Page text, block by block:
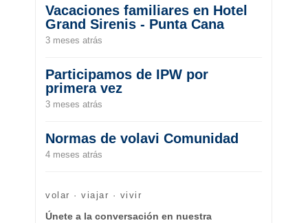
Vacaciones familiares en Hotel
Grand Sirenis - Punta Cana
3 meses atrás
Participamos de IPW por
primera vez
3 meses atrás
Normas de volavi Comunidad
4 meses atrás
volar · viajar · vivir
Únete a la conversación en nuestra